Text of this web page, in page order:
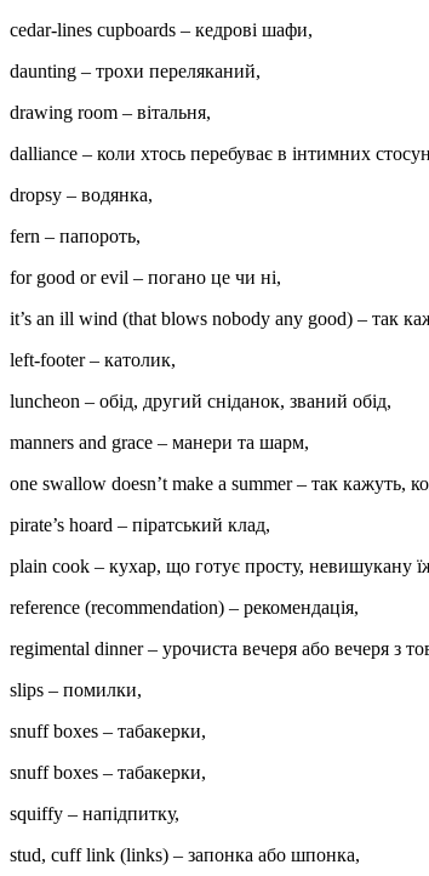
cedar-lines cupboards – кедрові шафи,
daunting – трохи переляканий,
drawing room – вітальня,
dalliance – коли хтось перебуває в інтимних
dropsy – водянка,
fern – папороть,
for good or evil – погано це чи ні,
it’s an ill wind (that blows nobody any good) – так
left-footer – католик,
luncheon – обід, другий сніданок, званий обід,
manners and grace – манери та шарм,
one swallow doesn’t make a summer – так кажуть,
pirate’s hoard – піратський клад,
plain cook – кухар, що готує просту, невишукану
reference (recommendation) – рекомендація,
regimental dinner – урочиста вечеря або вечеря з
slips – помилки,
snuff boxes – табакерки,
snuff boxes – табакерки,
squiffy – напідпитку,
stud, cuff link (links) – запонка або шпонка,